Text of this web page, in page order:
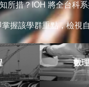
所措？IOH 將全台科
握該學群重點，檢視
數